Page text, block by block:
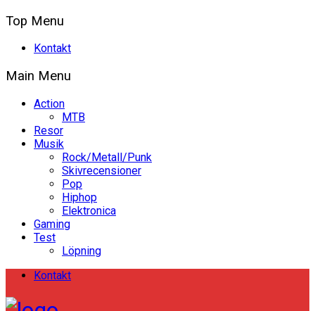
Top Menu
Kontakt
Main Menu
Action
MTB
Resor
Musik
Rock/Metall/Punk
Skivrecensioner
Pop
Hiphop
Elektronica
Gaming
Test
Löpning
Kontakt